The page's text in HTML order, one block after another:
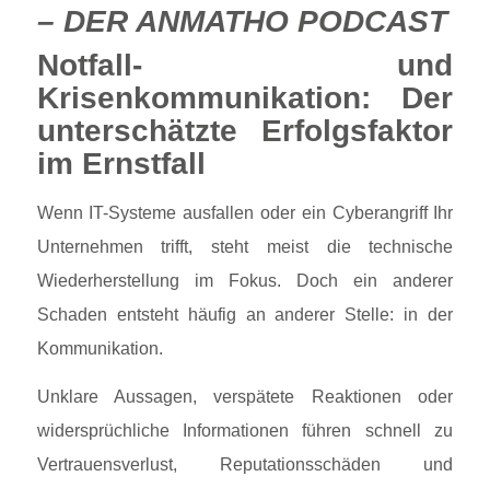
– DER ANMATHO PODCAST
Notfall- und
Krisenkommunikation: Der
unterschätzte Erfolgsfaktor
im Ernstfall
Wenn IT-Systeme ausfallen oder ein Cyberangriff Ihr
Unternehmen trifft, steht meist die technische
Wiederherstellung im Fokus. Doch ein anderer
Schaden entsteht häufig an anderer Stelle: in der
Kommunikation.
Unklare Aussagen, verspätete Reaktionen oder
widersprüchliche Informationen führen schnell zu
Vertrauensverlust, Reputationsschäden und